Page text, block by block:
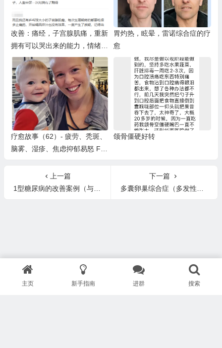
改善：痛经，子宫腺肌痛，重新
拥有可以哭出来的能力，情绪疗
愈
胃灼热，眩晕，雷诺综合症的疗
愈
疗愈故事（62）- 疲劳、秃斑、
脑雾、湿疹、焦虑抑郁易怒 Fati
颌骨僵硬好转
上一篇
1型糖尿病的改善案例（与 Cyrus Khambatta 和 Robby Barbaro 一起掌握糖尿病）
下一篇
多囊卵巢综合症（多发性卵巢囊肿） 安东尼两个月后怀孕 顺利生下宝宝
主页 新手指南 进群 搜索